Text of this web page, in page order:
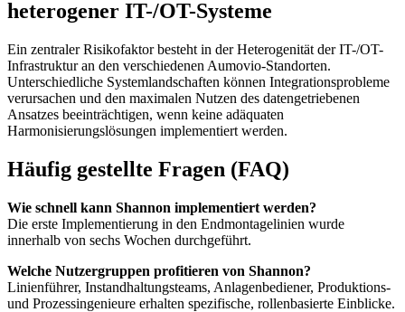
heterogener IT-/OT-Systeme
Ein zentraler Risikofaktor besteht in der Heterogenität der IT-/OT-
Infrastruktur an den verschiedenen Aumovio-Standorten.
Unterschiedliche Systemlandschaften können Integrationsprobleme
verursachen und den maximalen Nutzen des datengetriebenen
Ansatzes beeinträchtigen, wenn keine adäquaten
Harmonisierungslösungen implementiert werden.
Häufig gestellte Fragen (FAQ)
Wie schnell kann Shannon implementiert werden?
Die erste Implementierung in den Endmontagelinien wurde
innerhalb von sechs Wochen durchgeführt.
Welche Nutzergruppen profitieren von Shannon?
Linienführer, Instandhaltungsteams, Anlagenbediener, Produktions-
und Prozessingenieure erhalten spezifische, rollenbasierte Einblicke.